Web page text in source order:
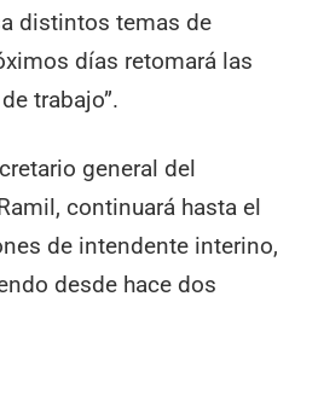
distintos temas de
días retomará las
trabajo”.
general del
continuará hasta el
de intendente interino,
desde hace dos